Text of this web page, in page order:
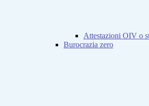
Attestazioni OIV o
Burocrazia zero